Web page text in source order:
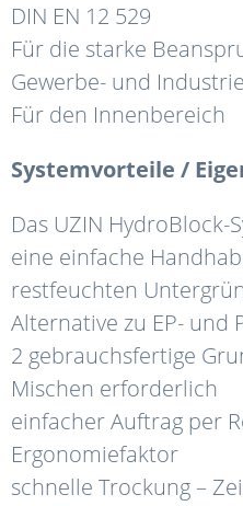
DIN EN 12 529
Für die starke
Gewerbe- und
Für den Innenbereich
Systemvorteile /
Das UZIN
eine einfache
restfeuchten
Alternative zu EP- und
2 gebrauchsfertige
Mischen erforderlich
einfacher Auftrag per
Ergonomiefaktor
schnelle Trockung –